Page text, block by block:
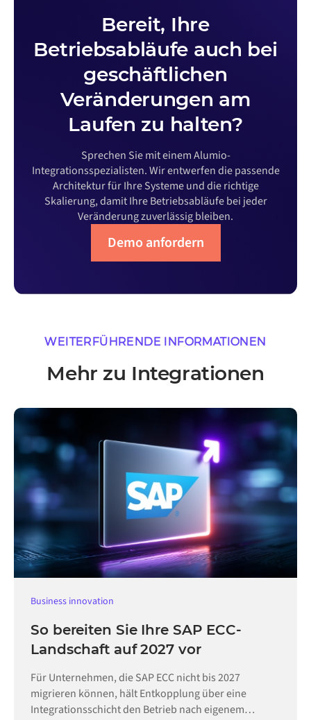
Bereit, Ihre
Betriebsabläufe auch bei
geschäftlichen
Veränderungen am
Laufen zu halten?
Sprechen Sie mit einem Alumio-
Integrationsspezialisten. Wir entwerfen die passende
Architektur für Ihre Systeme und die richtige
Skalierung, damit Ihre Betriebsabläufe bei jeder
Veränderung zuverlässig bleiben.
Demo anfordern
WEITERFÜHRENDE INFORMATIONEN
Mehr zu Integrationen
Business innovation
So bereiten Sie Ihre SAP ECC-
Landschaft auf 2027 vor
Für Unternehmen, die SAP ECC nicht bis 2027
migrieren können, hält Entkopplung über eine
Integrationsschicht den Betrieb nach eigenem